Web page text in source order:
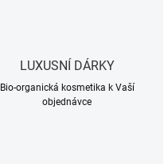
LUXUSNÍ DÁRKY
Bio-organická kosmetika k Vaší
objednávce